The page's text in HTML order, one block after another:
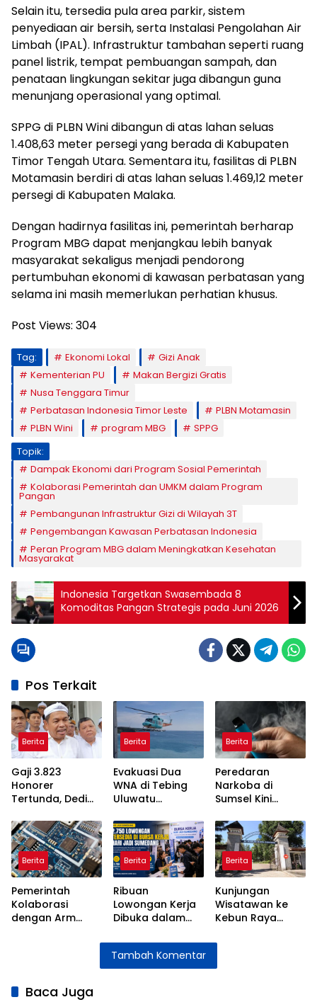
Selain itu, tersedia pula area parkir, sistem
penyediaan air bersih, serta Instalasi Pengolahan Air
Limbah (IPAL). Infrastruktur tambahan seperti ruang
panel listrik, tempat pembuangan sampah, dan
penataan lingkungan sekitar juga dibangun guna
menunjang operasional yang optimal.
SPPG di PLBN Wini dibangun di atas lahan seluas
1.408,63 meter persegi yang berada di Kabupaten
Timor Tengah Utara. Sementara itu, fasilitas di PLBN
Motamasin berdiri di atas lahan seluas 1.469,12 meter
persegi di Kabupaten Malaka.
Dengan hadirnya fasilitas ini, pemerintah berharap
Program MBG dapat menjangkau lebih banyak
masyarakat sekaligus menjadi pendorong
pertumbuhan ekonomi di kawasan perbatasan yang
selama ini masih memerlukan perhatian khusus.
Post Views: 304
Tag: Ekonomi Lokal
Gizi Anak
Kementerian PU
Makan Bergizi Gratis
Nusa Tenggara Timur
Perbatasan Indonesia Timor Leste
PLBN Motamasin
PLBN Wini
program MBG
SPPG
Topik:
Dampak Ekonomi dari Program Sosial Pemerintah
Kolaborasi Pemerintah dan UMKM dalam Program
Pangan
Pembangunan Infrastruktur Gizi di Wilayah 3T
Pengembangan Kawasan Perbatasan Indonesia
Peran Program MBG dalam Meningkatkan Kesehatan
Masyarakat
Indonesia Targetkan Swasembada 8
Komoditas Pangan Strategis pada Juni 2026
Pos Terkait
Berita
Gaji 3.823
Honorer
Tertunda, Dedi
Bertemu Menteri
PANRB
Berita
Evakuasi Dua
WNA di Tebing
Uluwatu
Akses Curam
Berita
Peredaran
Narkoba di
Sumsel Kini
Lewat Vape,
Kenali Tanda-
Tandanya
Berita
Pemerintah
Kolaborasi
dengan Arm
Berita
Ribuan
Lowongan Kerja
Dibuka dalam
Jadi Sumedang
Berita
Kunjungan
Wisatawan ke
Kebun Raya
Meningkat
Perubahan
Tambah Komentar
Baca Juga